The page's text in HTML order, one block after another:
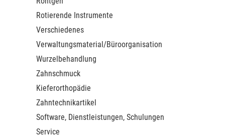
Rotierende Instrumente
Verschiedenes
Verwaltungsmaterial/Büroorganisation
Wurzelbehandlung
Zahnschmuck
Kieferorthopädie
Zahntechnikartikel
Software, Dienstleistungen, Schulungen
Service